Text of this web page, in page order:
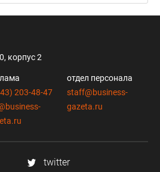
корпус 2
203-48-47
отдел персонала
staff@business-
gazeta.ru
twitter